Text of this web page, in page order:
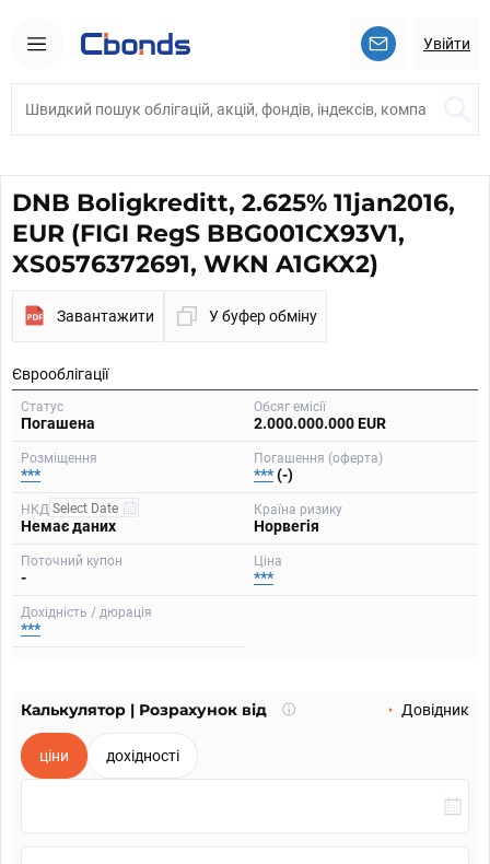
Увійти
DNB Boligkreditt, 2.625% 11jan2016,
EUR (FIGI RegS BBG001CX93V1,
XS0576372691, WKN A1GKX2)
Завантажити У буфер обміну
Єврооблігації
Статус
Погашена
Обсяг емісії
2.000.000.000 EUR
Розміщення
***
Погашення (оферта)
***(-)
НКД
Немає даних
Країна ризику
Норвегія
Поточний купон
-
Ціна
***
Дохідність / дюрація
***
Калькулятор | Розрахунок від
Що
Довідник
ціни дохідності